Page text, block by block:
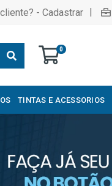
- Cadastrar |
0
TINTAS E ACESSORIOS